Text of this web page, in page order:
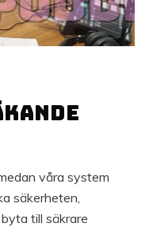
våra system
säkerheten,
till säkrare